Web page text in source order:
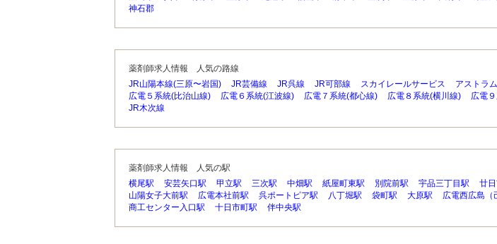
神石郡
薬剤師求人情報 人気の路線
JR山陽本線(三原〜岩国)
JR芸備線 JR呉線 JR可部線 スカイレールサービス アストラ
広電５系統(比治山線)
広電６系統(江波線) 広電７系統(都心線) 広電８系統(横川線) 広電
JR木次線
薬剤師求人情報 人気の駅
横尾駅
安芸矢口駅 甲立駅 三次駅 中畑駅 紙屋町東駅 別院前駅 宇品三丁目駅 廿
山陽女子大前駅
広電本社前駅 呉ポートピア駅 八丁堀駅 袋町駅 大原駅 広電西広島（
商工センター入口駅
十日市町駅 伴中央駅